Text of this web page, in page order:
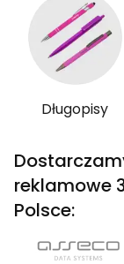
Długopisy
reklamowe
Polsce: